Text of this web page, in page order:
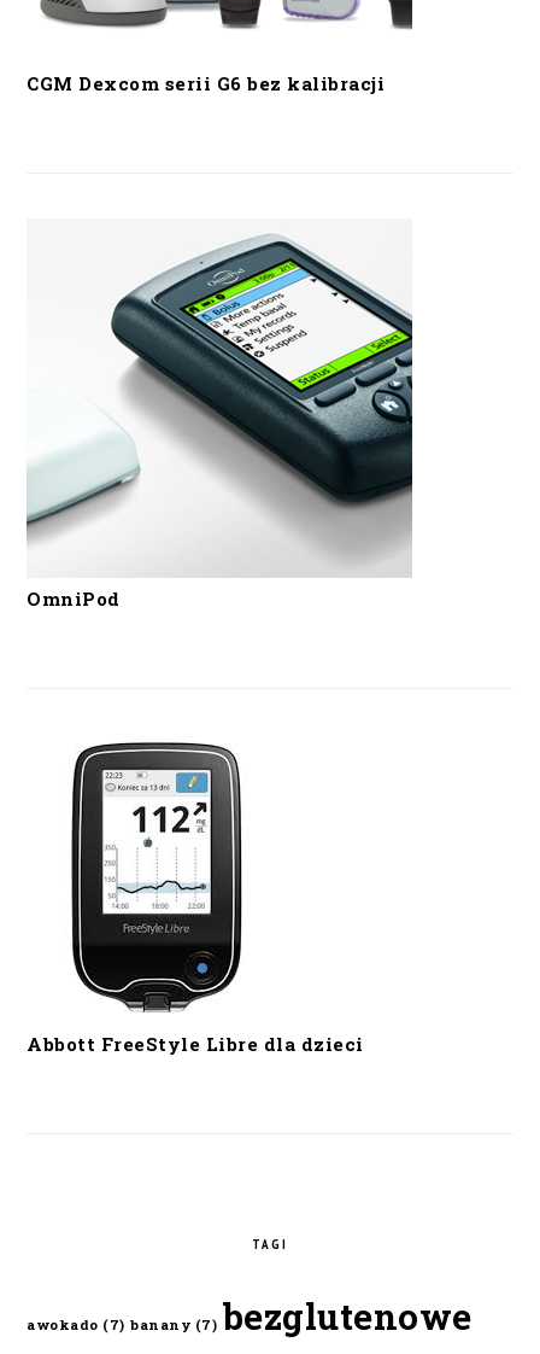
CGM Dexcom serii G6 bez kalibracji
OmniPod
Abbott FreeStyle Libre dla dzieci
TAGI
awokado (7) banany (7) bezglutenowe